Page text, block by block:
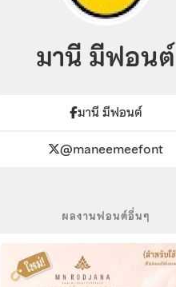
มานี มีฟอนต์
มานี มีฟอนต์
@maneemeefont
ผลงานฟอนต์อื่นๆ